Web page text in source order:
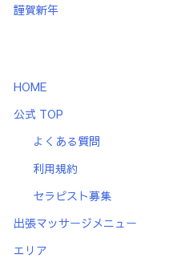
謹賀新年
HOME
公式 TOP
よくある質問
利用規約
セラピスト募集
出張マッサージメニュー
エリア